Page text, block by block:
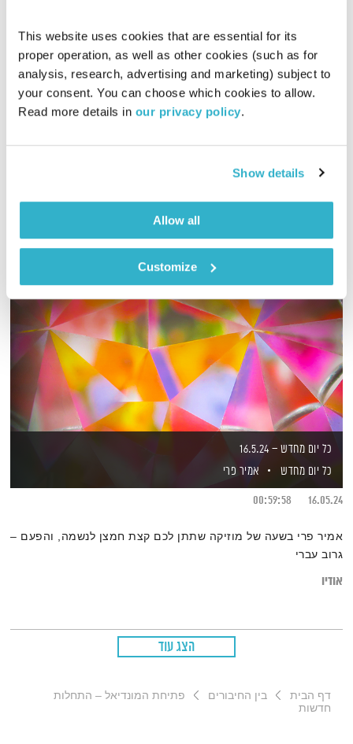
This website uses cookies that are essential for its
proper operation, as well as other cookies (such as for
analysis, research, advertising and marketing) subject to
your consent. You can choose which cookies to allow.
Read more details in our privacy policy.
Show details
Allow all
Customize
המחסן של יוסי בבליקי – 2.7.20
המחסן של יוסי בבליקי
רובן להבויוסי בבליקי
שעתיים של מוזיקה מעולה הישר מן המחסן הביתי של יוסי בבליקי
אודיו
כל יום מחדש – 16.5.24
כל יום מחדש
אמיר פרי
16.05.24
00:59:58
אמיר פרי בשעה של מוזיקה שתתן לכם קצת חמצן לנשמה, והפעם –
גרוב עברי
אודיו
הצג עוד
דף הבית בין החיבורים
פתיחת המונדיאל – התחלות
חדשות